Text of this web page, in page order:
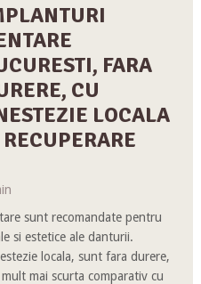
FARA
CU
LOCALA
sunt recomandate pentru
si estetice ale danturii.
locala, sunt fara durere,
mai scurta comparativ cu